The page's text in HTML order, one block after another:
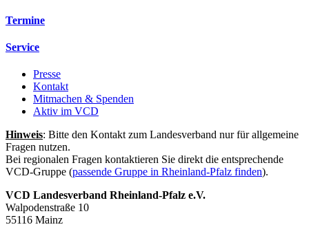
Termine
Service
Presse
Kontakt
Mitmachen & Spenden
Aktiv im VCD
Hinweis: Bitte den Kontakt zum Landesverband nur für allgemeine
Fragen nutzen.
Bei regionalen Fragen kontaktieren Sie direkt die entsprechende
VCD-Gruppe (passende Gruppe in Rheinland-Pfalz finden).
VCD Landesverband Rheinland-Pfalz e.V.
Walpodenstraße 10
55116 Mainz